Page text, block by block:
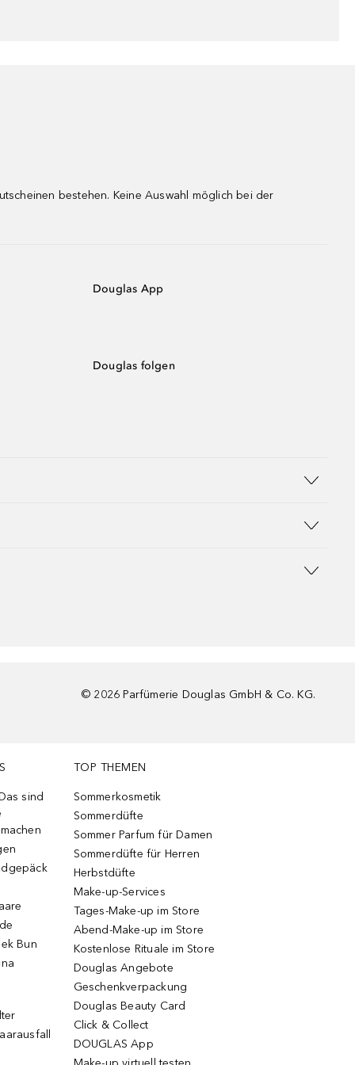
bestehen. Keine Auswahl möglich bei der
Douglas App
Douglas folgen
© 2026 Parfümerie Douglas GmbH & Co. KG.
sind
Bun
TOP THEMEN
Sommerkosmetik
Sommerdüfte
Sommer Parfum für Damen
Sommerdüfte für Herren
Herbstdüfte
Make-up-Services
Tages-Make-up im Store
Abend-Make-up im Store
Kostenlose Rituale im Store
Douglas Angebote
Geschenkverpackung
Douglas Beauty Card
Click & Collect
DOUGLAS App